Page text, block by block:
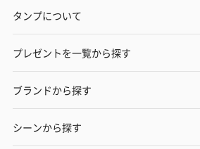
タンプについて
プレゼントを一覧から探す
ブランドから探す
シーンから探す